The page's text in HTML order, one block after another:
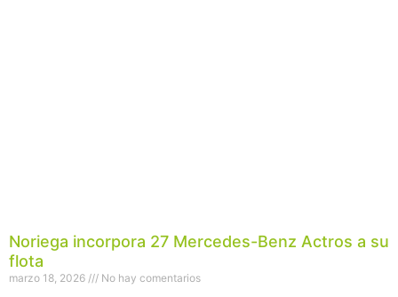
Noriega incorpora 27 Mercedes-Benz Actros a su
flota
marzo 18, 2026 No hay comentarios